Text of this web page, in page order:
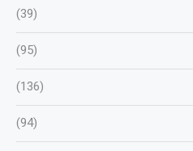
(39)
(95)
(136)
(94)